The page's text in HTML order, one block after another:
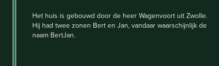
Het huis is gebouwd door de heer Wagenvoort uit Zwolle.
Hij had twee zonen Bert en Jan, vandaar waarschijnlijk de
naam BertJan.